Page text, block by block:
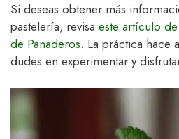
Si deseas obtener más
pastelería, revisa este artículo
de Panaderos. La práctica hace
dudes en experimentar y